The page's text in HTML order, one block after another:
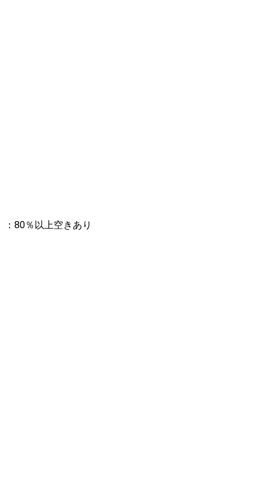
：80％以上空きあり